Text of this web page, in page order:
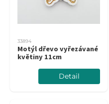
33894
Motýl dřevo vyřezávané
květiny 11cm
Detail